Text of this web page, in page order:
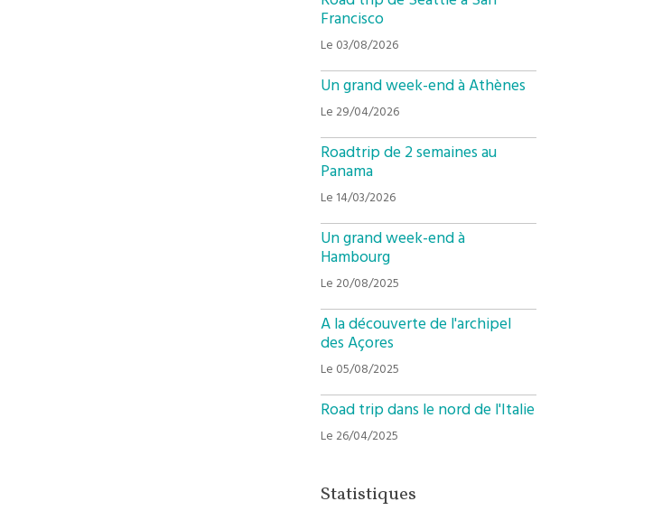
Francisco
Le 03/08/2026
Un grand week-end à Athènes
Le 29/04/2026
Roadtrip de 2 semaines au
Panama
Le 14/03/2026
Un grand week-end à
Hambourg
Le 20/08/2025
A la découverte de l'archipel
des Açores
Le 05/08/2025
Road trip dans le nord de l'Italie
Le 26/04/2025
Statistiques